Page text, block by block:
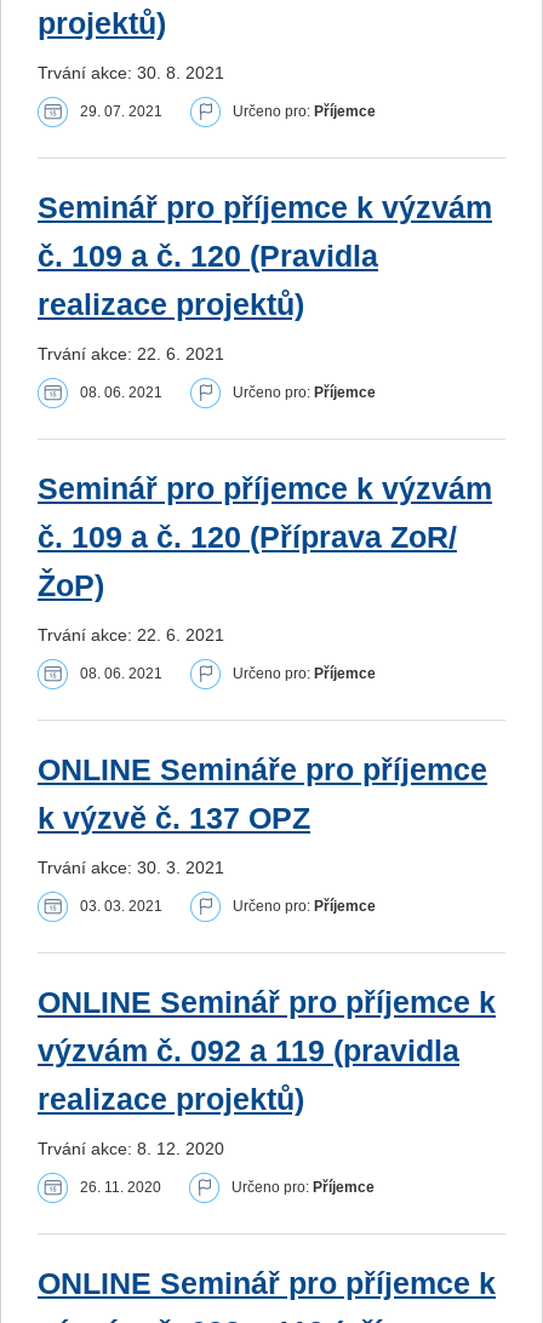
projektů)
Trvání akce: 30. 8. 2021
29. 07. 2021 Určeno pro: Příjemce
Seminář pro příjemce k výzvám
č. 109 a č. 120 (Pravidla
realizace projektů)
Trvání akce: 22. 6. 2021
08. 06. 2021 Určeno pro: Příjemce
Seminář pro příjemce k výzvám
č. 109 a č. 120 (Příprava ZoR/
ŽoP)
Trvání akce: 22. 6. 2021
08. 06. 2021 Určeno pro: Příjemce
ONLINE Semináře pro příjemce
k výzvě č. 137 OPZ
Trvání akce: 30. 3. 2021
03. 03. 2021 Určeno pro: Příjemce
ONLINE Seminář pro příjemce k
výzvám č. 092 a 119 (pravidla
realizace projektů)
Trvání akce: 8. 12. 2020
26. 11. 2020 Určeno pro: Příjemce
ONLINE Seminář pro příjemce k